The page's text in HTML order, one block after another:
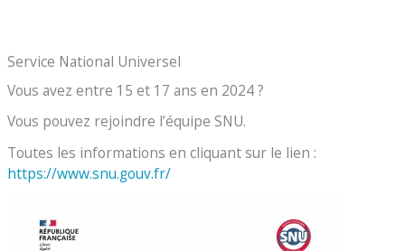
Service National Universel
Vous avez entre 15 et 17 ans en 2024 ?
Vous pouvez rejoindre l’équipe SNU.
Toutes les informations en cliquant sur le lien :
https://www.snu.gouv.fr/